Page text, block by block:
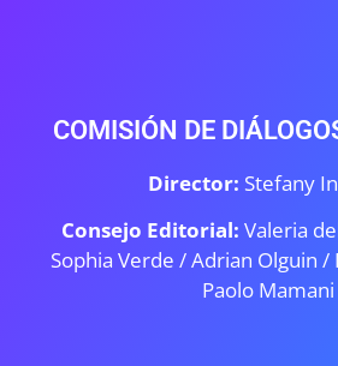
COMISIÓN DE
Director: Stefany
Consejo Editorial: Valeria
Sophia Verde /Adrian Olguin /
Paolo Mamani